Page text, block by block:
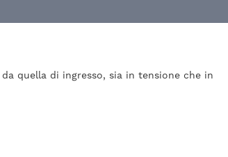
da quella di ingresso, sia in tensione che in